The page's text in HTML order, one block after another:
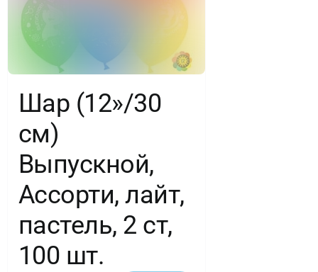
Шар (12»/30
см)
Выпускной,
Ассорти, лайт,
пастель, 2 ст,
100 шт.